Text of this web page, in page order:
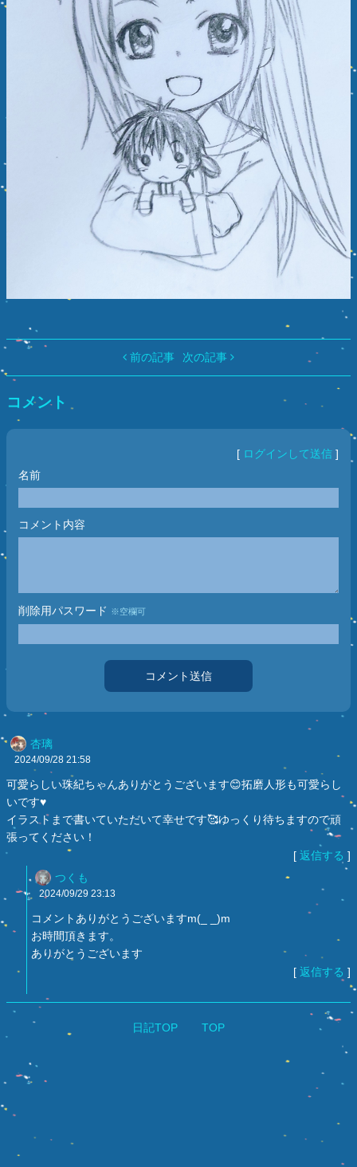
前の記事 次の記事
コメント
[ ログインして送信 ]
名前
コメント内容
削除用パスワード ※空欄可
コメント送信
杏璃
2024/09/28 21:58
可愛らしい珠紀ちゃんありがとうございます😊拓磨人形も可愛らし
いです♥
イラストまで書いていただいて幸せです🥰ゆっくり待ちますので頑
張ってください！
[ 返信する ]
つくも
2024/09/29 23:13
コメントありがとうございますm(_ _)m
お時間頂きます。
ありがとうございます
[ 返信する ]
日記TOP TOP